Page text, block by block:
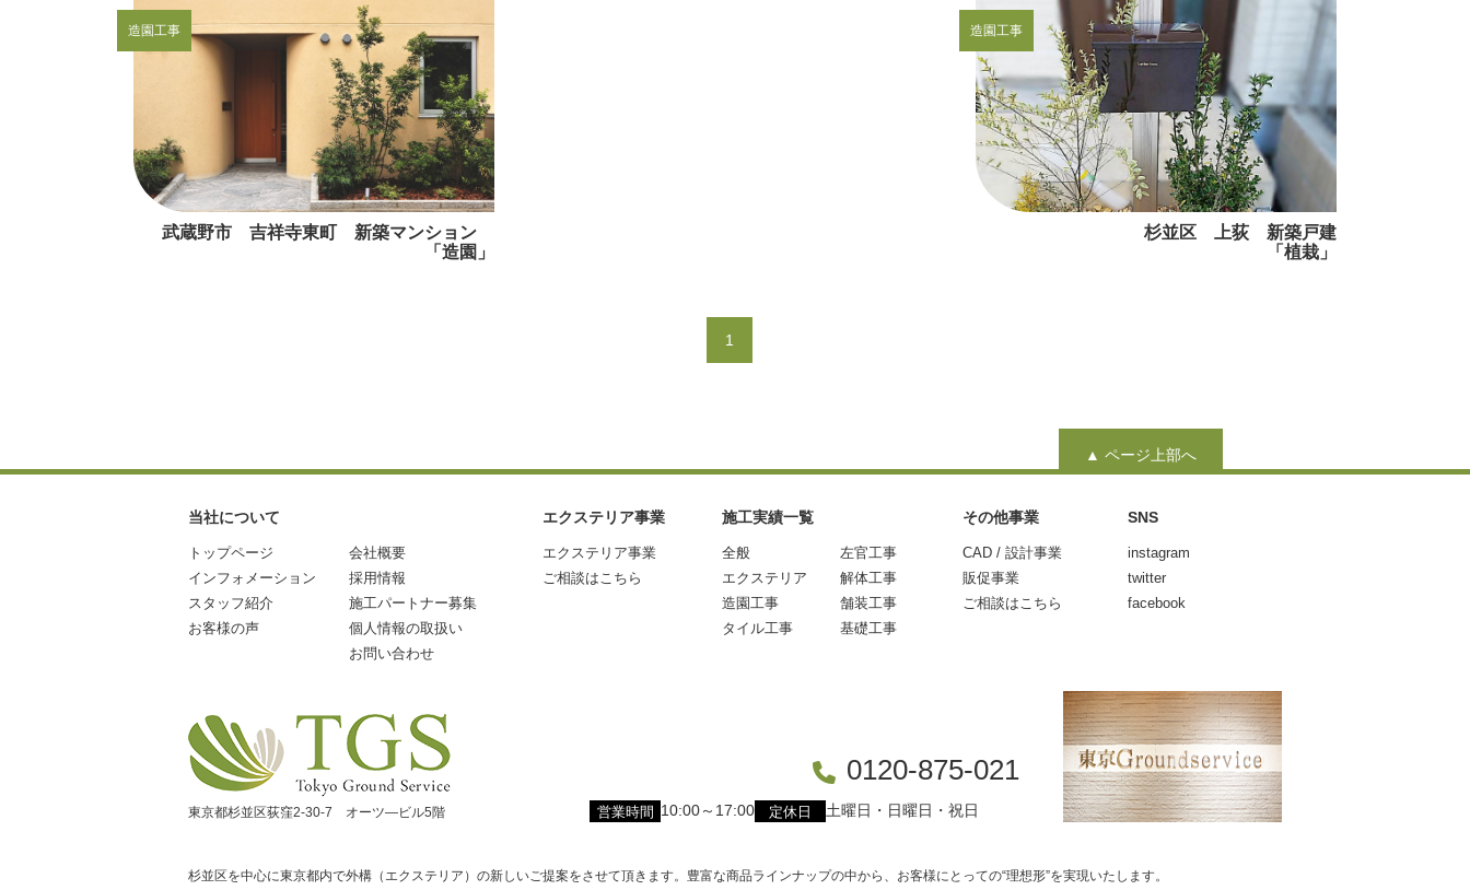
武蔵野市 吉祥寺東町 新築マンション
「造園」
造園工事
杉並区 上荻 新築戸建
「植栽」
造園工事
1
▲ ページ上部へ
当社について
トップページ
インフォメーション
スタッフ紹介
お客様の声
会社概要
採用情報
施工パートナー募集
個人情報の取扱い
お問い合わせ
エクステリア事業
エクステリア事業
ご相談はこちら
施工実績一覧
全般
エクステリア
造園工事
タイル工事
左官工事
解体工事
舗装工事
基礎工事
その他事業
CAD / 設計事業
販促事業
ご相談はこちら
SNS
instagram
twitter
facebook
東京都杉並区荻窪2-30-7 オーツ―ビル5階
0120-875-021
営業時間 10:00～17:00 定休日 土曜日・日曜日・祝日
杉並区を中心に東京都内で外構（エクステリア）の新しいご提案をさせて頂きます。豊富な商品ラインナップの中から、お客様にとっての“理想形”を実現いたします。